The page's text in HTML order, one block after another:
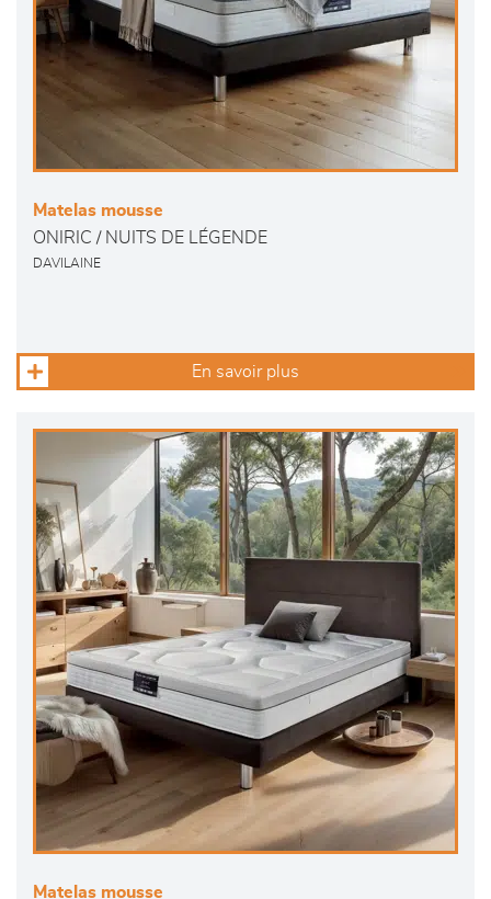
Matelas mousse
ONIRIC / NUITS DE LÉGENDE
DAVILAINE
En savoir plus
Matelas mousse